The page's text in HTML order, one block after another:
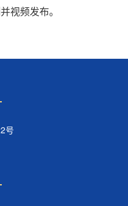
视频发布。
号